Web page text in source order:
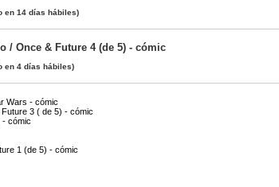
en 14 días hábiles)
/ Once & Future 4 (de 5) - cómic
en 4 días hábiles)
Wars - cómic
3 ( de 5) - cómic
- cómic
1 (de 5) - cómic